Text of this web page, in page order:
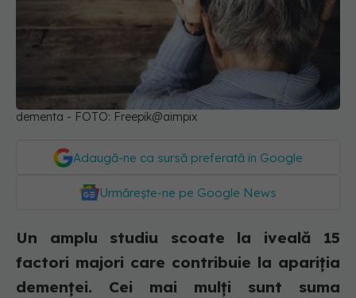
dementa - FOTO: Freepik@aimpix
Adaugă-ne ca sursă preferată în Google
Urmărește-ne pe Google News
Un amplu studiu scoate la iveală 15
factori majori care contribuie la apariția
demenței. Cei mai mulți sunt suma